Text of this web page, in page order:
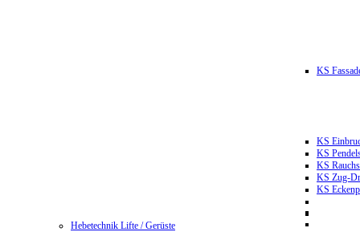
KS
KS
KS
KS
KS Zug-
KS
Hebetechnik Lifte / Gerüste